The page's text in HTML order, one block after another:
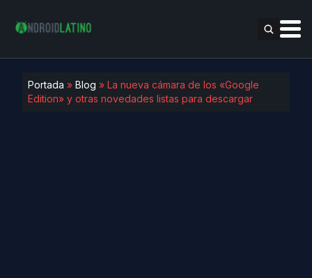
Portada » Blog » La nueva cámara de los «Google
Edition» y otras novedades listas para descargar